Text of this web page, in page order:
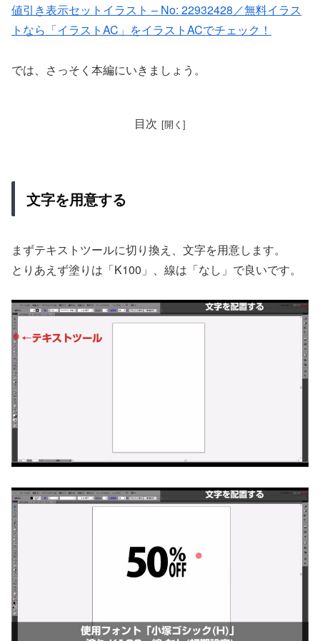
値引き表示セットイラスト – No: 22932428／無料イラス
トなら「イラストAC」をイラストACでチェック！
では、さっそく本編にいきましょう。
目次
文字を用意する
まずテキストツールに切り換え、文字を用意します。
とりあえず塗りは「K100」、線は「なし」で良いです。